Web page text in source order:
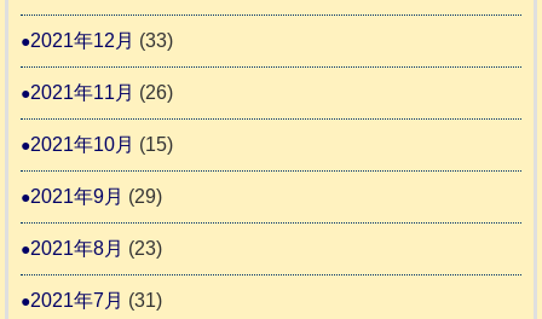
2021年12月 (33)
2021年11月 (26)
2021年10月 (15)
2021年9月 (29)
2021年8月 (23)
2021年7月 (31)